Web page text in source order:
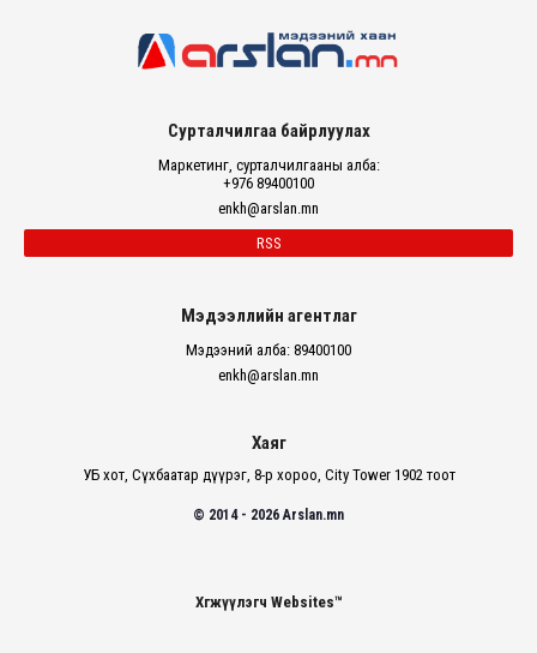
Сурталчилгаа байрлуулах
Маркетинг, сурталчилгааны алба:
+976 89400100
enkh@arslan.mn
RSS
Мэдээллийн агентлаг
Мэдээний алба: 89400100
enkh@arslan.mn
Хаяг
УБ хот, Сүхбаатар дүүрэг, 8-р хороо, City Tower 1902 тоот
© 2014 - 2026 Arslan.mn
Хөгжүүлэгч Websites™